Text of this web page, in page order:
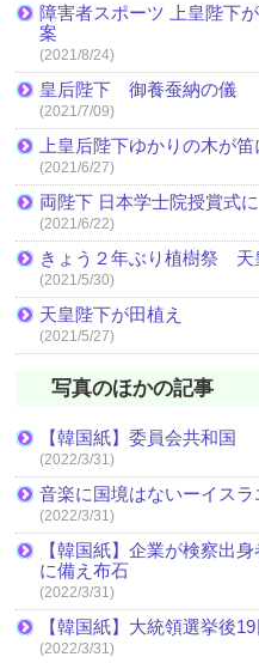
障害者スポーツ 上皇陛下
案
(2021/8/24)
皇后陛下 御養蚕納の儀
(2021/7/09)
上皇后陛下ゆかりの木が笛
(2021/6/27)
両陛下 日本学士院授賞式に
(2021/6/22)
きょう２年ぶり植樹祭 天
(2021/5/30)
天皇陛下が田植え
(2021/5/27)
写真のほかの記事
【韓国紙】委員会共和国
(2022/3/31)
音楽に国境はないーイスラ
(2022/3/31)
【韓国紙】企業が検察出
に備え布石
(2022/3/31)
【韓国紙】大統領選挙後
(2022/3/31)